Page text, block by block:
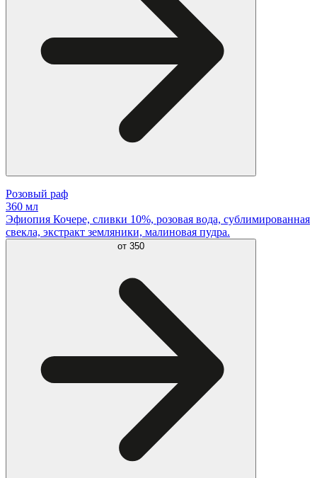
Розовый раф
360 мл
Эфиопия Кочере, сливки 10%, розовая вода, сублимированная
свекла, экстракт земляники, малиновая пудра.
от 350